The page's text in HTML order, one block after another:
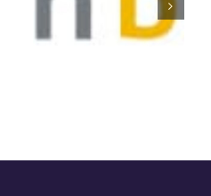
Bersselaar
Constructie